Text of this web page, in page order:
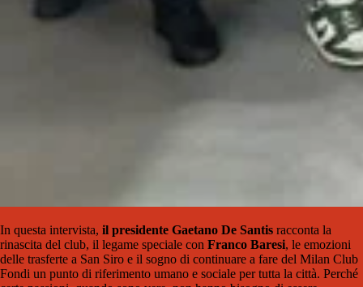
In questa intervista, il presidente Gaetano De Santis racconta la
rinascita del club, il legame speciale con Franco Baresi, le emozioni
delle trasferte a San Siro e il sogno di continuare a fare del Milan Club
Fondi un punto di riferimento umano e sociale per tutta la città. Perché